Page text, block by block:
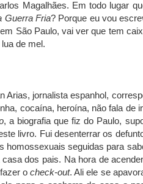
Magalhães. Em todo lugar
Guerra Fria? Porque eu vou
São Paulo, vai ver que tem
de mel.
Arias, jornalista espanhol,
cocaína, heroína, não fala
, a biografia que fiz do Paulo,
livro. Fui desenterrar os
seguidas para
dos pais. Na hora de
fazer ocheck-out. Ali ele se